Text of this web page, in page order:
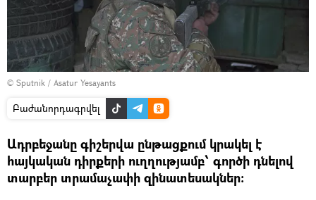
© Sputnik / Asatur Yesayants
Բաժանորդագրվել
Ադրբեջանը գիշերվա ընթացքում կրակել է
հայկական դիրքերի ուղղությամբ՝ գործի դնելով
տարբեր տրամաչափի զինատեսակներ: